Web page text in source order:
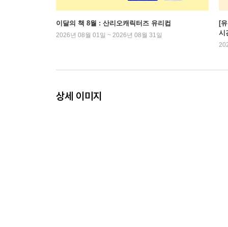
이달의 책 8월 : 산리오캐릭터즈 유리컵
2026년 08월 01일 ~ 2026년 08월 31일
[
시
상세 이미지